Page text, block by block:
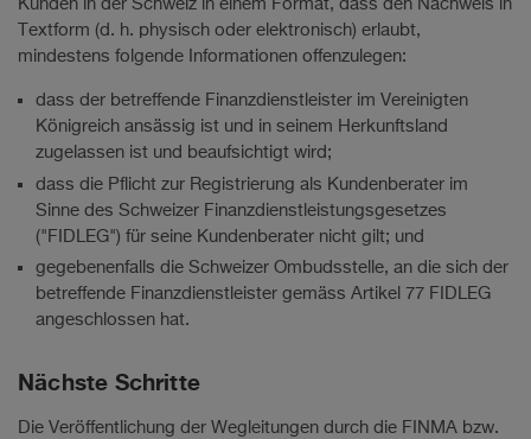
Kunden in der Schweiz in einem Format, dass den Nachweis in
Textform (d. h. physisch oder elektronisch) erlaubt,
mindestens folgende Informationen offenzulegen:
dass der betreffende Finanzdienstleister im Vereinigten
Königreich ansässig ist und in seinem Herkunftsland
zugelassen ist und beaufsichtigt wird;
dass die Pflicht zur Registrierung als Kundenberater im
Sinne des Schweizer Finanzdienstleistungsgesetzes
("FIDLEG") für seine Kundenberater nicht gilt; und
gegebenenfalls die Schweizer Ombudsstelle, an die sich der
betreffende Finanzdienstleister gemäss Artikel 77 FIDLEG
angeschlossen hat.
Nächste Schritte
Die Veröffentlichung der Wegleitungen durch die FINMA bzw.